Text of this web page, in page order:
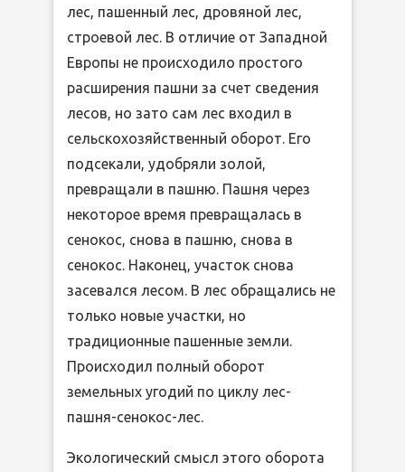
лес, пашенный лес, дровяной лес,
строевой лес. В отличие от Западной
Европы не происходило простого
расширения пашни за счет сведения
лесов, но зато сам лес входил в
сельскохозяйственный оборот. Его
подсекали, удобряли золой,
превращали в пашню. Пашня через
некоторое время превращалась в
сенокос, снова в пашню, снова в
сенокос. Наконец, участок снова
засевался лесом. В лес обращались не
только новые участки, но
традиционные пашенные земли.
Происходил полный оборот
земельных угодий по циклу лес-
пашня-сенокос-лес.
Экологический смысл этого оборота